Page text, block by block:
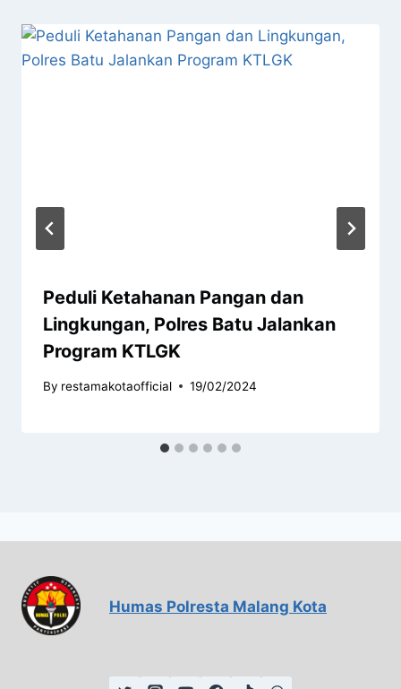
Peduli Ketahanan Pangan dan
Lingkungan, Polres Batu Jalankan
Program KTLGK
By restamakotaofficial 19/02/2024
Humas Polresta Malang Kota